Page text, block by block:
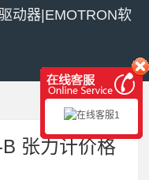
动器|EMOTRON软
展开菜单
张力计价格